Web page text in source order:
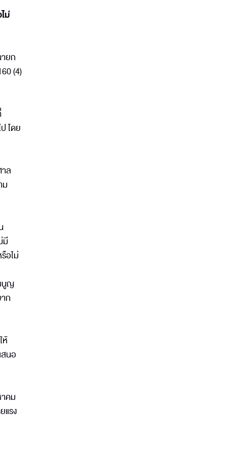
ม่
ยก
(4)
โดย
ล
ม
มี
อไม่
นูญ
ก
ห้
นอ
คม
แรง